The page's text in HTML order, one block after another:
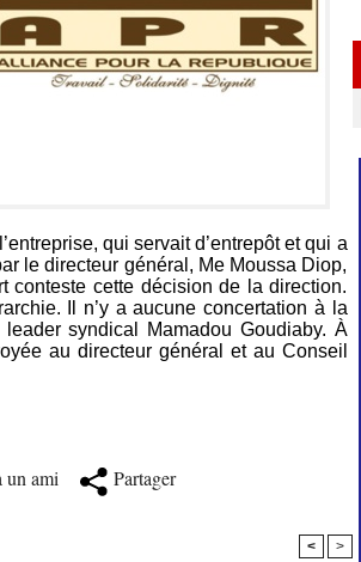
qui servait d’entrepôt et qui a
le directeur général, Me Moussa Diop,
conteste cette décision de la direction.
Il n’y a aucune concertation à la
syndical Mamadou Goudiaby. À
au directeur général et au Conseil
ami Partager
< >